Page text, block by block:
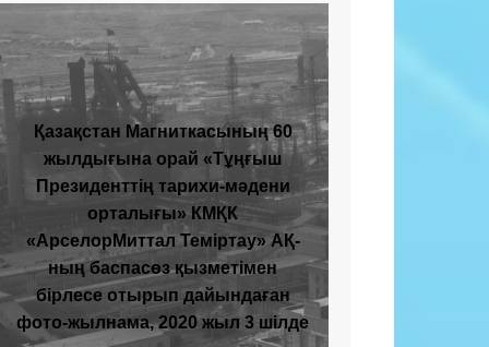
Қазақстан Магниткасының 60
жылдығына орай «Тұңғыш
Президенттің тарихи-мәдени
орталығы» КМҚК
«АрселорМиттал Теміртау» АҚ-
ның баспасөз қызметімен
бірлесе отырып дайындаған
фото-жылнама, 2020 жыл 3 шілде